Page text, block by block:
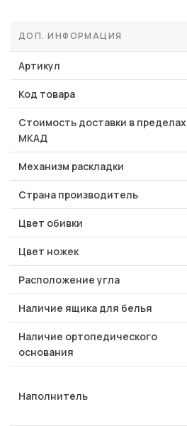
ДОП. ИНФОРМАЦИЯ
Артикул
Код товара
Стоимость доставки в пределах
МКАД
Механизм раскладки
Страна производитель
Цвет обивки
Цвет ножек
Расположение угла
Наличие ящика для белья
Наличие ортопедического
основания
Наполнитель